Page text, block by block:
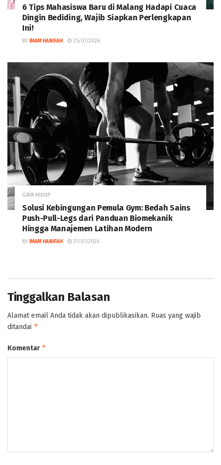
6 Tips Mahasiswa Baru di Malang Hadapi Cuaca
Dingin Bediding, Wajib Siapkan Perlengkapan
Ini!
BY IMAM HANIFAH 25/07/2026
GAYA HIDUP
Solusi Kebingungan Pemula Gym: Bedah Sains
Push-Pull-Legs dari Panduan Biomekanik
Hingga Manajemen Latihan Modern
BY IMAM HANIFAH 21/07/2026
Tinggalkan Balasan
Alamat email Anda tidak akan dipublikasikan. Ruas yang wajib
ditandai *
Komentar *